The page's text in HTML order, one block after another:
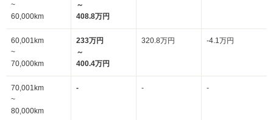
~
60,000km
～
408.8万円
60,001km
~
70,000km
233万円
～
400.4万円
320.8万円 -4.1万円
70,001km
~
80,000km
- - -